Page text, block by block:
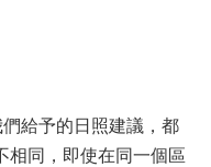
給予的日照建議，都
相同，即使在同一個區